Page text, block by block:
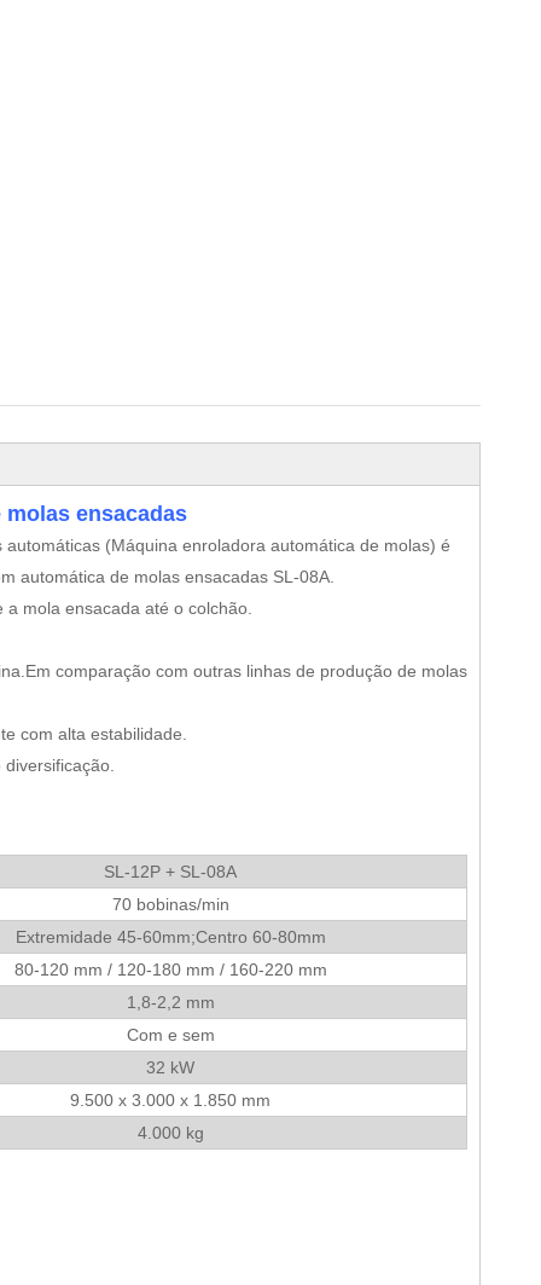
ensacadas
(Máquina enroladora automática de molas) é
automática de molas ensacadas SL-08A.
mola ensacada até o colchão.
comparação com outras linhas de produção de molas
com alta estabilidade.
SL-12P + SL-08A
70 bobinas/min
Extremidade 45-60mm;Centro 60-80mm
80-120 mm / 120-180 mm / 160-220 mm
1,8-2,2 mm
Com e sem
32 kW
9.500 x 3.000 x 1.850 mm
4.000 kg